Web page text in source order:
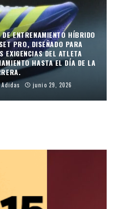
ENTRENAMIENTO HÍBRIDO
PRO, DISEÑADO PARA
EXIGENCIAS DEL ATLETA
HASTA EL DÍA DE LA
Adidas junio 29, 2026